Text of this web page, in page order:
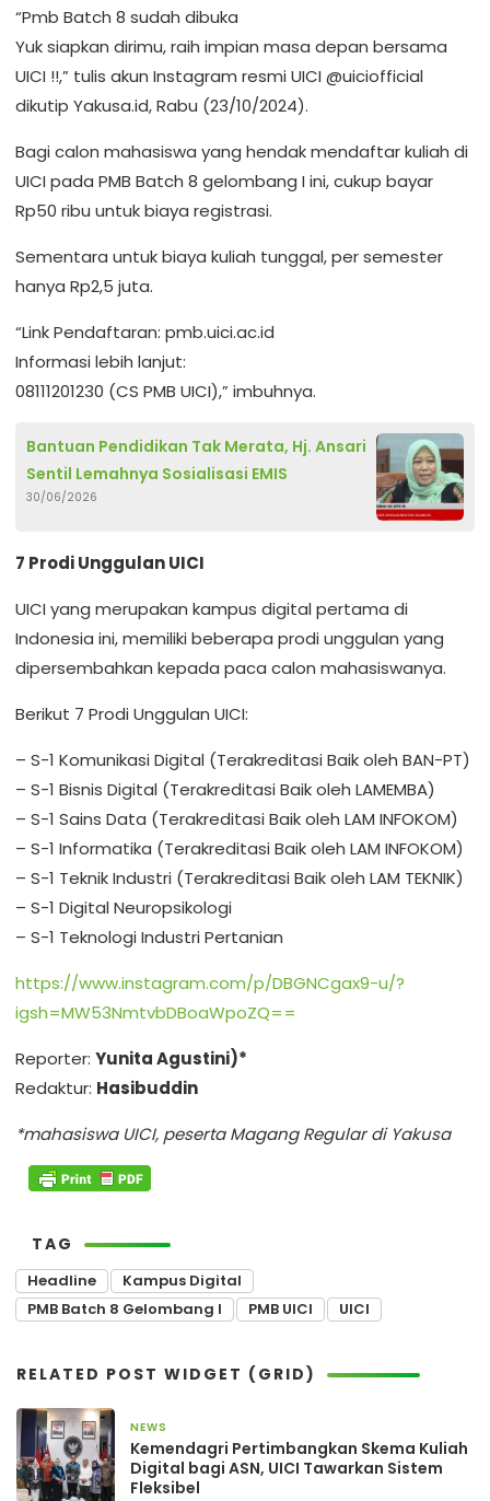
“Pmb Batch 8 sudah dibuka
Yuk siapkan dirimu, raih impian masa depan bersama
UICI !!,” tulis akun Instagram resmi UICI @uiciofficial
dikutip Yakusa.id, Rabu (23/10/2024).
Bagi calon mahasiswa yang hendak mendaftar kuliah di
UICI pada PMB Batch 8 gelombang I ini, cukup bayar
Rp50 ribu untuk biaya registrasi.
Sementara untuk biaya kuliah tunggal, per semester
hanya Rp2,5 juta.
“Link Pendaftaran: pmb.uici.ac.id
Informasi lebih lanjut:
08111201230 (CS PMB UICI),” imbuhnya.
Bantuan Pendidikan Tak Merata, Hj. Ansari
Sentil Lemahnya Sosialisasi EMIS
30/06/2026
7 Prodi Unggulan UICI
UICI yang merupakan kampus digital pertama di
Indonesia ini, memiliki beberapa prodi unggulan yang
dipersembahkan kepada paca calon mahasiswanya.
Berikut 7 Prodi Unggulan UICI:
– S-1 Komunikasi Digital (Terakreditasi Baik oleh BAN-PT)
– S-1 Bisnis Digital (Terakreditasi Baik oleh LAMEMBA)
– S-1 Sains Data (Terakreditasi Baik oleh LAM INFOKOM)
– S-1 Informatika (Terakreditasi Baik oleh LAM INFOKOM)
– S-1 Teknik Industri (Terakreditasi Baik oleh LAM TEKNIK)
– S-1 Digital Neuropsikologi
– S-1 Teknologi Industri Pertanian
https://www.instagram.com/p/DBGNCgax9-u/?
igsh=MW53NmtvbDBoaWpoZQ==
Reporter: Yunita Agustini)*
Redaktur: Hasibuddin
*mahasiswa UICI, peserta Magang Regular di Yakusa
TAG
Headline
Kampus Digital
PMB Batch 8 Gelombang I
PMB UICI UICI
RELATED POST WIDGET (GRID)
NEWS
Kemendagri Pertimbangkan Skema Kuliah
Digital bagi ASN, UICI Tawarkan Sistem
Fleksibel